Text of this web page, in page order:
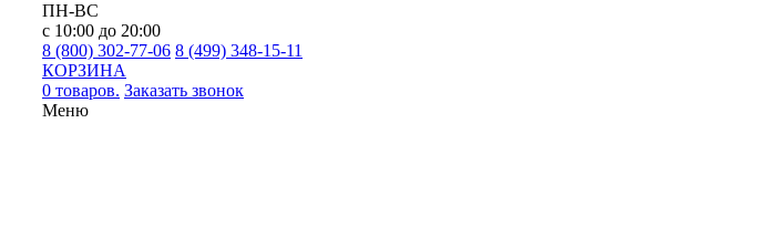
ПН-ВС
с 10:00 до 20:00
8 (800) 302-77-06 8 (499) 348-15-11
КОРЗИНА
0 товаров. Заказать звонок
Меню